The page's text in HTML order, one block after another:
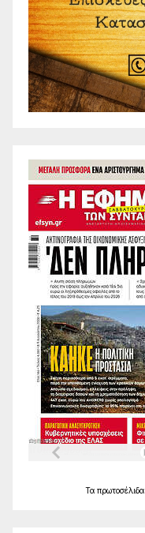
Τα πρωτοσέλιδα